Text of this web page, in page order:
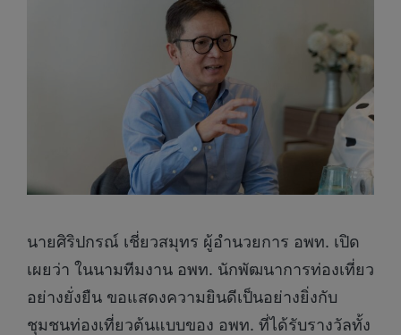
นายศิริปกรณ์ เชี่ยวสมุทร ผู้อำนวยการ อพท. เปิด
เผยว่า ในนามทีมงาน อพท. นักพัฒนาการท่องเที่ยว
อย่างยั่งยืน ขอแสดงความยินดีเป็นอย่างยิ่งกับ
ชุมชนท่องเที่ยวต้นแบบของ อพท. ที่ได้รับรางวัลทั้ง